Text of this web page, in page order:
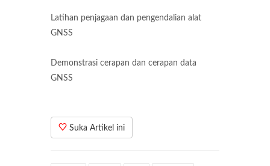
Latihan penjagaan dan pengendalian alat
GNSS
Demonstrasi cerapan dan cerapan data
GNSS
Suka Artikel ini